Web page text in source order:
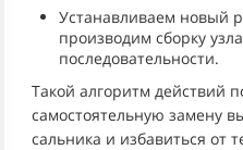
Устанавливаем новый
производим сборку
последовательности.
Такой алгоритм действий
самостоятельную замену
сальника и избавиться от